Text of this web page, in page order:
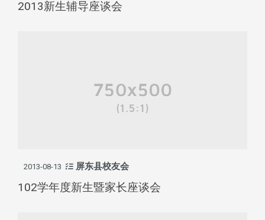
2013新生辅导座谈会
2013-08-13 屏东县校友会
102学年度新生暨家长座谈会